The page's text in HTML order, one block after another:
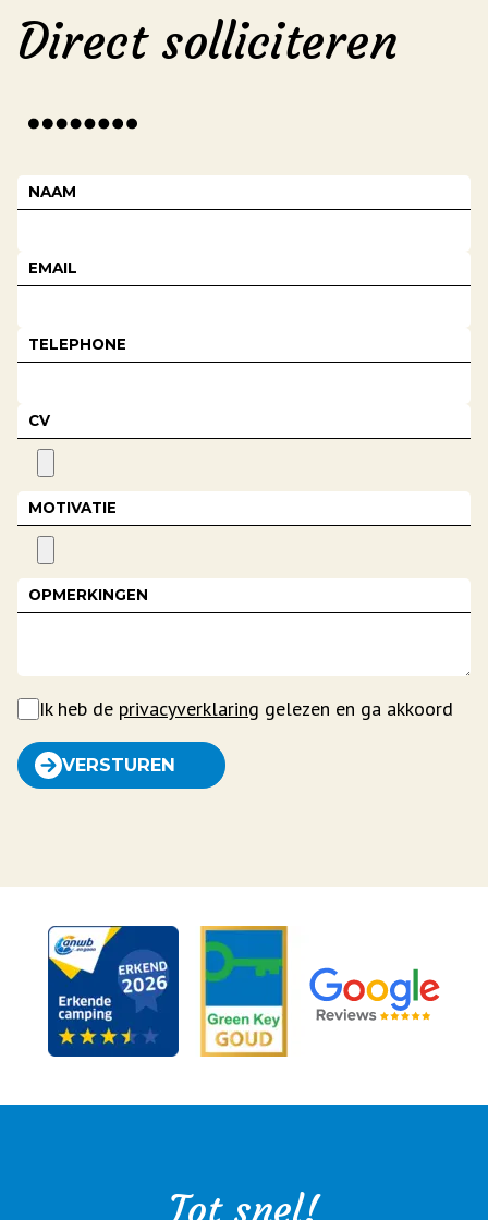
Direct solliciteren
NAAM
EMAIL
TELEPHONE
CV
MOTIVATIE
OPMERKINGEN
Ik heb de privacyverklaring gelezen en ga akkoord
VERSTUREN
Tot snel!